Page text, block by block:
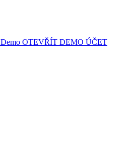
Demo OTEVŘÍT DEMO ÚČET